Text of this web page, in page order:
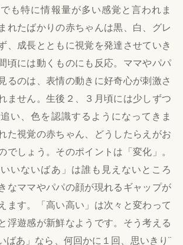
も特に情報量が多い感覚と言われま
れたばかりの赤ちゃんは黒、白、グレ
、成長とともに視覚を発達させていき
頃には動くものにも反応。ママやパパ
るのは、表情の動きに好奇心が刺激さ
ません。生後２、３月頃には少しずつ
い、色を認識するようになってきま
た視覚の赤ちゃん、どうしたらえがお
でしょう。そのポイントは「変化」。
いないばあ」は誰も見えないところ
なママやパパの顔が現れるギャップが
ます。「高い高い」は次々と変わって
浮遊感が新鮮なようです。そう考える
ばあ」なら、何回かに１回、思いきり¨